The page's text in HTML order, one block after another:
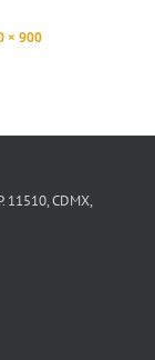
× 900
11510, CDMX,